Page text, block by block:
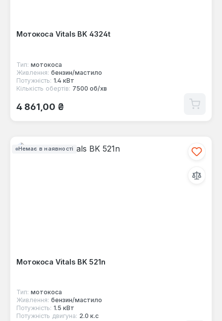
Мотокоса Vitals BK 4324t
Тип: мотокоса
Живлення: бензин/мастило
Потужність: 1.4 кВт
Кількість обертів: 7500 об/хв
Звичайна ціна:
4 861,00 ₴
Немає в наявності
Мотокоса Vitals BK 521n
Тип: мотокоса
Живлення: бензин/мастило
Потужність: 1.5 кВт
Потужність двигуна: 2.0 к.с